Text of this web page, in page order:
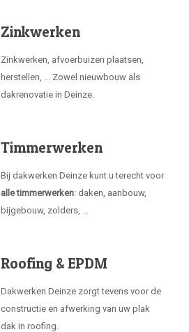
Zinkwerken
Zinkwerken, afvoerbuizen plaatsen,
herstellen, ... Zowel nieuwbouw als
dakrenovatie in Deinze.
Timmerwerken
Bij dakwerken Deinze kunt u terecht voor
alle timmerwerken: daken, aanbouw,
bijgebouw, zolders, ...
Roofing & EPDM
Dakwerken Deinze zorgt tevens voor de
constructie en afwerking van uw plak
dak in roofing.